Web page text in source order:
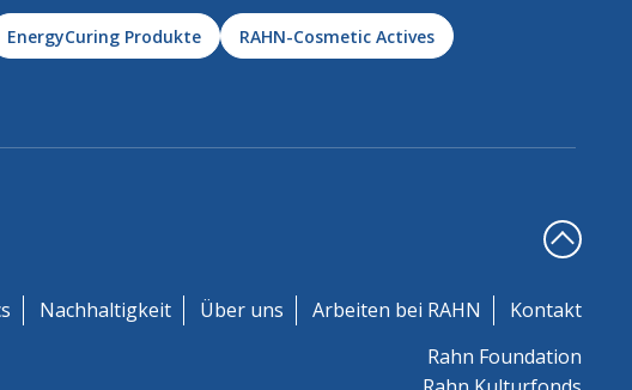
EnergyCuring Produkte RAHN-Cosmetic Actives
Nachhaltigkeit Über uns Arbeiten bei RAHN
Kontakt
Rahn Foundation